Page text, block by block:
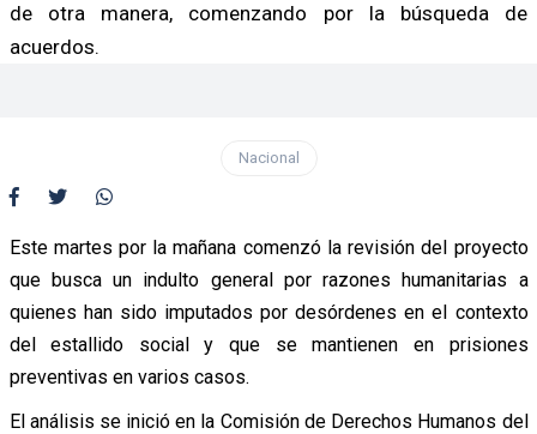
de otra manera, comenzando por la búsqueda de
acuerdos.
Nacional
Este martes por la mañana comenzó la revisión del proyecto
que busca un indulto general por razones humanitarias a
quienes han sido imputados por desórdenes en el contexto
del estallido social y que se mantienen en prisiones
preventivas en varios casos.
El análisis se inició en la Comisión de Derechos Humanos del